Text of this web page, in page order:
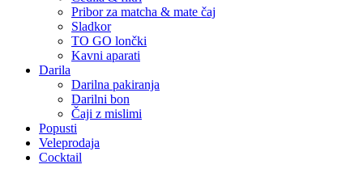
Pribor za matcha & mate čaj
Sladkor
TO GO lončki
Kavni aparati
Darila
Darilna pakiranja
Darilni bon
Čaji z mislimi
Popusti
Veleprodaja
Cocktail